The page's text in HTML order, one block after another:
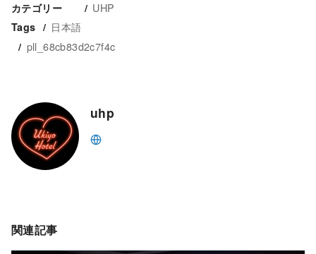
カテゴリー UHP
Tags
日本語
pll_68cb83d2c7f4c
uhp
関連記事